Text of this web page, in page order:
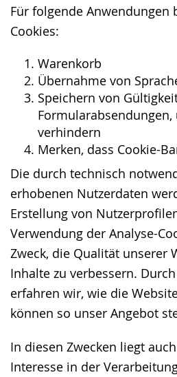
Für folgende Anwendungen
Cookies:
Warenkorb
Übernahme von
Speichern von
Formularabsendungen,
verhindern
Merken, dass Cookie-
Die durch technisch
erhobenen Nutzerdaten
Erstellung von
Verwendung der Analyse-
Zweck, die Qualität unserer
Inhalte zu verbessern.
erfahren wir, wie die
können so unser Angebot
In diesen Zwecken liegt
Interesse in der